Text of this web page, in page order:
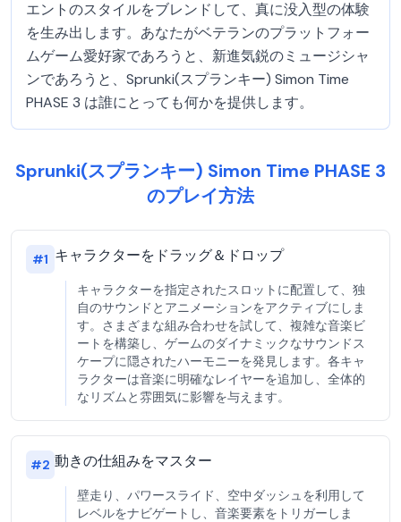
エントのスタイルをブレンドして、真に没入型の体験
を生み出します。あなたがベテランのプラットフォー
ムゲーム愛好家であろうと、新進気鋭のミュージシャ
ンであろうと、Sprunki(スプランキー) Simon Time
PHASE 3 は誰にとっても何かを提供します。
Sprunki(スプランキー) Simon Time PHASE 3
のプレイ方法
#1 キャラクターをドラッグ＆ドロップ
キャラクターを指定されたスロットに配置して、独
自のサウンドとアニメーションをアクティブにしま
す。さまざまな組み合わせを試して、複雑な音楽ビ
ートを構築し、ゲームのダイナミックなサウンドス
ケープに隠されたハーモニーを発見します。各キャ
ラクターは音楽に明確なレイヤーを追加し、全体的
なリズムと雰囲気に影響を与えます。
#2 動きの仕組みをマスター
壁走り、パワースライド、空中ダッシュを利用して
レベルをナビゲートし、音楽要素をトリガーしま